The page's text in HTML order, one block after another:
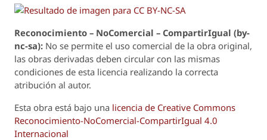
Reconocimiento – NoComercial – CompartirIgual (by-
nc-sa): No se permite el uso comercial de la obra original,
las obras derivadas deben circular con las mismas
condiciones de esta licencia realizando la correcta
atribución al autor.
Esta obra está bajo una licencia de Creative Commons
Reconocimiento-NoComercial-CompartirIgual 4.0
Internacional